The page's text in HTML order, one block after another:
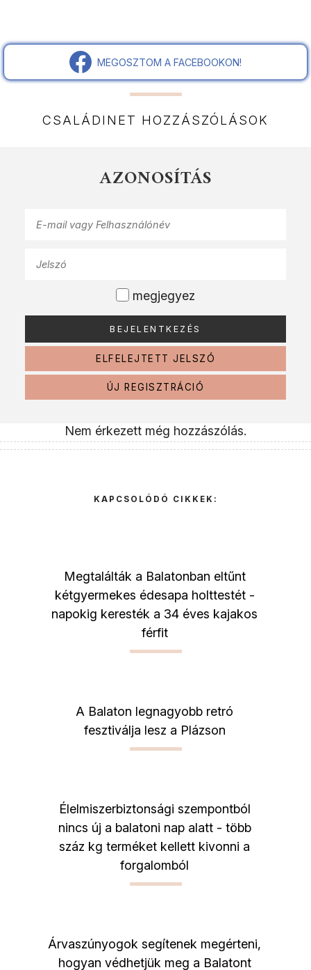
MEGOSZTOM A FACEBOOKON!
CSALÁDINET HOZZÁSZÓLÁSOK
AZONOSÍTÁS
megjegyez
ELFELEJTETT JELSZÓ
ÚJ REGISZTRÁCIÓ
Nem érkezett még hozzászólás.
KAPCSOLÓDÓ CIKKEK:
Megtalálták a Balatonban eltűnt
kétgyermekes édesapa holttestét -
napokig keresték a 34 éves kajakos
férfit
A Balaton legnagyobb retró
fesztiválja lesz a Plázson
Élelmiszerbiztonsági szempontból
nincs új a balatoni nap alatt - több
száz kg terméket kellett kivonni a
forgalomból
Árvaszúnyogok segítenek megérteni,
hogyan védhetjük meg a Balatont